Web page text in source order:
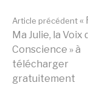
Lire
la
Article précédent «
Ma Julie, la Voix
Conscience » à
télécharger
gratuitement